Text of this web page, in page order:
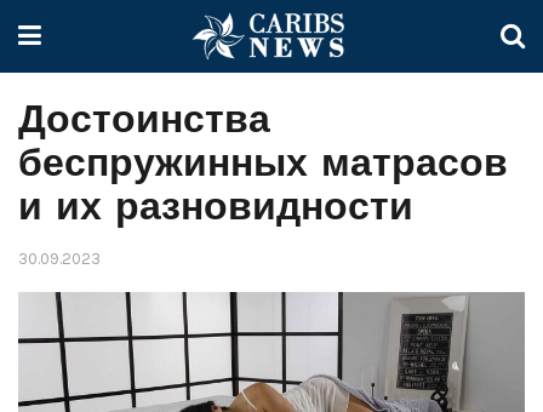
Достоинства
беспружинных матрасов
и их разновидности
30.09.2023